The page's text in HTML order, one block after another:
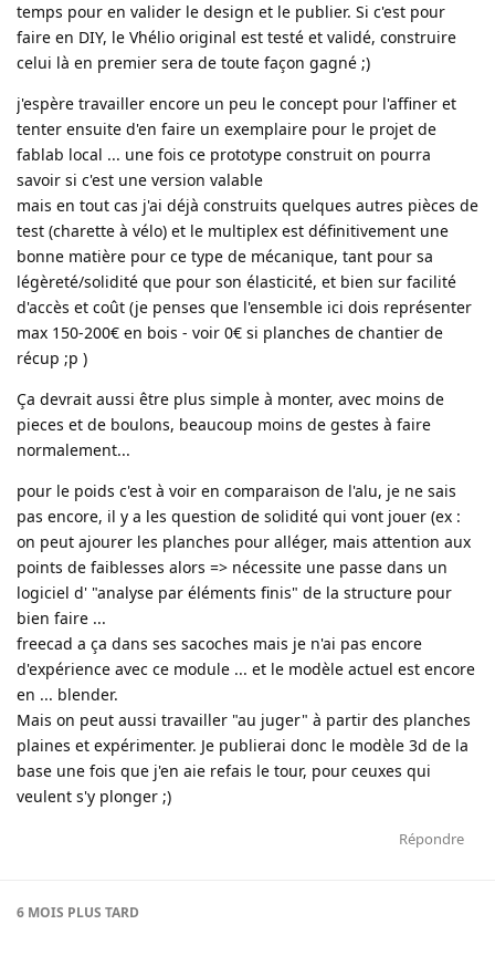
temps pour en valider le design et le publier. Si c'est pour
faire en DIY, le Vhélio original est testé et validé, construire
celui là en premier sera de toute façon gagné ;)
j'espère travailler encore un peu le concept pour l'affiner et
tenter ensuite d'en faire un exemplaire pour le projet de
fablab local ... une fois ce prototype construit on pourra
savoir si c'est une version valable
mais en tout cas j'ai déjà construits quelques autres pièces de
test (charette à vélo) et le multiplex est définitivement une
bonne matière pour ce type de mécanique, tant pour sa
légèreté/solidité que pour son élasticité, et bien sur facilité
d'accès et coût (je penses que l'ensemble ici dois représenter
max 150-200€ en bois - voir 0€ si planches de chantier de
récup ;p )
Ça devrait aussi être plus simple à monter, avec moins de
pieces et de boulons, beaucoup moins de gestes à faire
normalement...
pour le poids c'est à voir en comparaison de l'alu, je ne sais
pas encore, il y a les question de solidité qui vont jouer (ex :
on peut ajourer les planches pour alléger, mais attention aux
points de faiblesses alors => nécessite une passe dans un
logiciel d' "analyse par éléments finis" de la structure pour
bien faire ...
freecad a ça dans ses sacoches mais je n'ai pas encore
d'expérience avec ce module ... et le modèle actuel est encore
en ... blender.
Mais on peut aussi travailler "au juger" à partir des planches
plaines et expérimenter. Je publierai donc le modèle 3d de la
base une fois que j'en aie refais le tour, pour ceuxes qui
veulent s'y plonger ;)
Répondre
6 MOIS PLUS TARD